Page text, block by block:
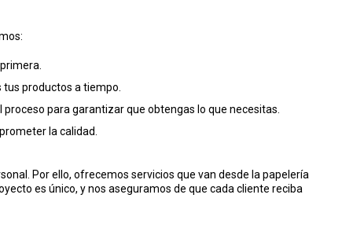
productos a tiempo.
para garantizar que obtengas lo que necesitas.
la calidad.
Por ello, ofrecemos servicios que van desde la papelería
es único, y nos aseguramos de que cada cliente reciba